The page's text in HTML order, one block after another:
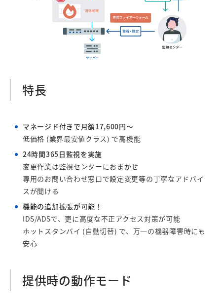
特長
マネージド付きで月額17,600円～
低価格 (業界最安値クラス) で高機能
24時間365日監視を実施
変更作業は監視センターにおまかせ
専用のお問い合わせ窓口で設定変更等の丁寧なアドバイ
スが聞ける
機能の追加拡張が可能！
IDS/ADSで、更に高度な不正アクセス対策が可能
ホットスタンバイ (自動切替) で、万一の機器障害時にも
安心
提供時の動作モード